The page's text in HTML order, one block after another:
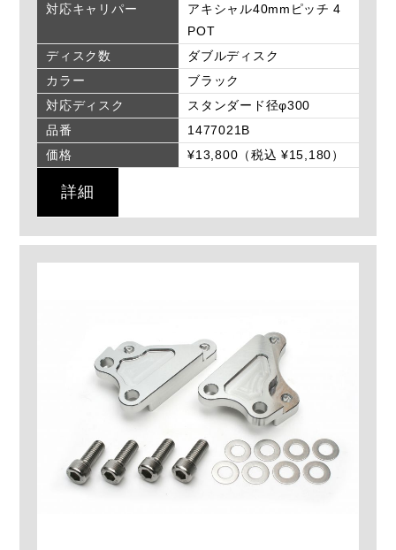
対応キャリパー
アキシャル40mmピッチ 4
POT
ディスク数
ダブルディスク
カラー
ブラック
対応ディスク
スタンダード径φ300
品番
1477021B
価格
¥13,800（税込 ¥15,180）
詳細